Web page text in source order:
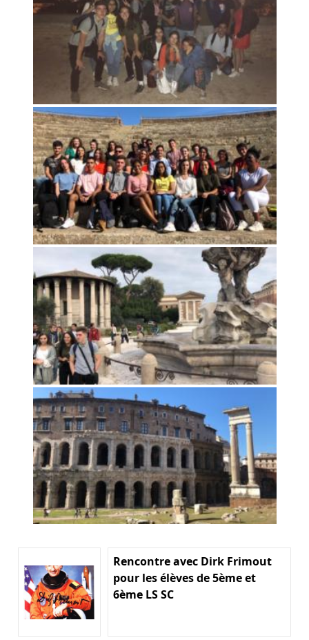
Rencontre avec Dirk Frimout
pour les élèves de 5ème et
6ème LS SC